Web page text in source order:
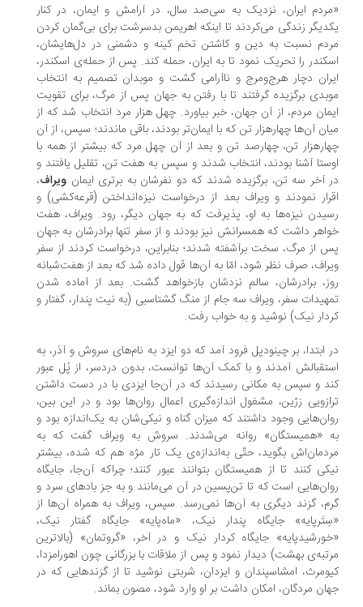
ایران، نزدیک به سی‌صد سال، در آرامش و ایمان، در کنار
زندگی می‌کردند تا اینکه اهریمن بدسرشت برای بی‌گمان کردن
نسبت به دین و کاشتن تخم کینه و دشمنی در دل‌هایشان،
را تحریک نمود تا به ایران، حمله کند. پس از حمله‌ی اسکندر،
دچار هرج‌ومرج و ناآرامی گشت و موبدان تصمیم به انتخاب
برگزیده گرفتند تا با رفتن به جهان پس از مرگ، برای تقویت
مردم، از آن جهان، خبر بیاورد. چهل هزار مرد انتخاب شد که از
آن‌ها چهارهزار تن که با ایمان‌تر بودند، باقی‌ ماندند؛ سپس، از آن
تن، چهارصد تن و بعد از آن چهل مرد که بیشتر از همه با
آشنا بودند، انتخاب شدند و سپس به هفت تن، تقلیل یافتند و
آخر سه تن، برگزیده شدند که دو نفرشان به برتری ایمان ویراف
نمودند و ویراف بعد از درخواست نیزه‌انداختن (قرعه‌کشی) و
نیزه‌ها به او، پذیرفت که به جهان دیگر، رود. ویراف، هفت
داشت که همسرانش نیز بودند و از سفر تنها برادرشان به جهان
از مرگ، سخت برآشفته شدند؛ بنابراین، درخواست کردند از سفر
صرف نظر شود، امّا به آن‌ها قول داده شد که بعد از هفت‌شبانه
برادرشان، سالم نزدشان بازخواهد گشت. بعد از آماده شدن
سفر، ویراف سه جام از منگ گشتاسبی (به نیت پندار، گفتار و
نیک) نوشید و به خواب رفت.
ابتدا، بر چینودپل فرود آمد که دو ایزد به نام‌های سروش و آذر، به
آمدند و با کمک آن‌ها توانست، بدون دردسر، از پُل عبور
و سپس به مکانی رسیدند که در آن‌جا ایزدی با در دست داشتن
زرّین، مشغول اندازه‌گیری اعمال روان‌ها بود و در این بین،
وجود داشتند که میزان گناه و نیکی‌شان به یک‌اندازه بود و
«همیستگان» روانه می‌شدند. سروش به ویراف گفت که به
بگوید، حتّی به‌اندازه‌ی یک تار مژه هم که شده، بیشتر
کنند تا از همیستگان بتوانند عبور کنند؛ چراکه آ‌ن‌جا، جایگاه
است که تا تن‌پسین در آن می‌مانند و به جز بادهای سرد و
گزند دیگری به آن‌ها نمی‌رسد. سپس، ویراف به همراه آن‌ها از
جایگاه پندار نیک، «ماه‌پایه» جایگاه گفتار نیک،
جایگاه کردار نیک و در آخر، «گروتمان» (بالاترین
بهشت) دیدار نمود و پس از ملاقات با بزرگانی چون اهورامزدا،
امشاسپندان و ایزدان، شربتی نوشید تا از گزندهایی که در
مردگان، امکان داشت بر او وارد شود، مصون بماند.